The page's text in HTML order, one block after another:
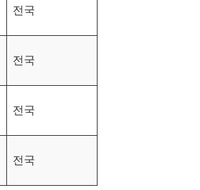
전국
전국
전국
전국